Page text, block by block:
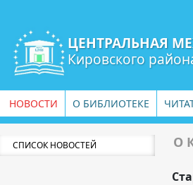
ЦЕНТРАЛЬНАЯ
Кировского
НОВОСТИ О БИБЛИОТЕКЕ
СПИСОК НОВОСТЕЙ О